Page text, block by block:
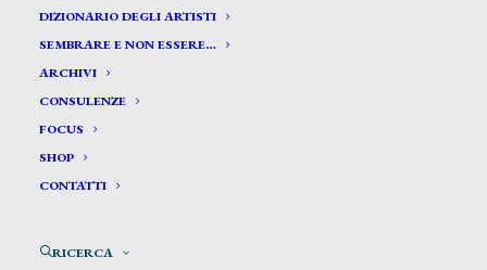
DIZIONARIO DEGLI ARTISTI
SEMBRARE E NON ESSERE…
ARCHIVI
CONSULENZE
FOCUS
SHOP
CONTATTI
RICERCA